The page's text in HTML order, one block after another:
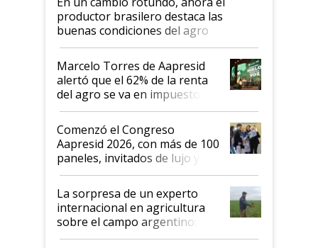
productor brasilero destaca las
buenas condiciones del agro
argentino para invertir: "Los veo
más motivados"
Marcelo Torres de Aapresid
alertó que el 62% de la renta
del agro se va en impuestos:
"No es bueno que en
Argentina se sigan discutiendo
las mismas cosas de hace 50
años"
Comenzó el Congreso
Aapresid 2026, con más de 100
paneles, invitados de lujo y
todas las tendencias
La sorpresa de un experto
internacional en agricultura
sobre el campo argentino:
"Estoy muy impresionado"